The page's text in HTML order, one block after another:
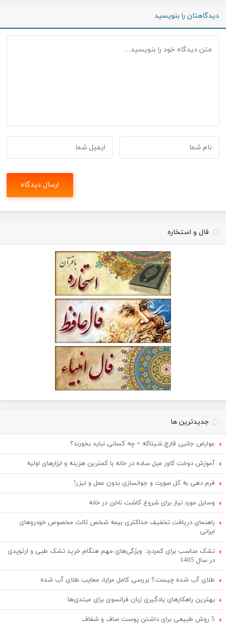
دیدگاهتان را بنویسید
فال و استخاره
جدیدترین ها
عوارض جانبی قارچ شیتاکه + چه کسانی نباید بخورند؟
آموزش دوخت کاور مبل ساده در خانه با کمترین هزینه و ابزارهای اولیه
فرم دهی به کل صورت و جوانسازی بدون عمل و لیزر!
وسایل مورد نیاز برای شروع کاشت ناخن در خانه
راهنمای دریافت تخفیف حداکثری بیمه شخص ثالث مخصوص خودروهای
ایرانی
تشک مناسب برای کمردرد: ویژگی‌های مهم هنگام خرید تشک طبی و ارتوپدی
در سال 1405
طلای آب شده چیست؟ بررسی کامل مزایا، معایب طلای آب شده
بهترین راهکارهای یادگیری زبان فرانسوی برای مبتدی‌ها
5 روش طبیعی برای داشتن پوست صاف و شفاف